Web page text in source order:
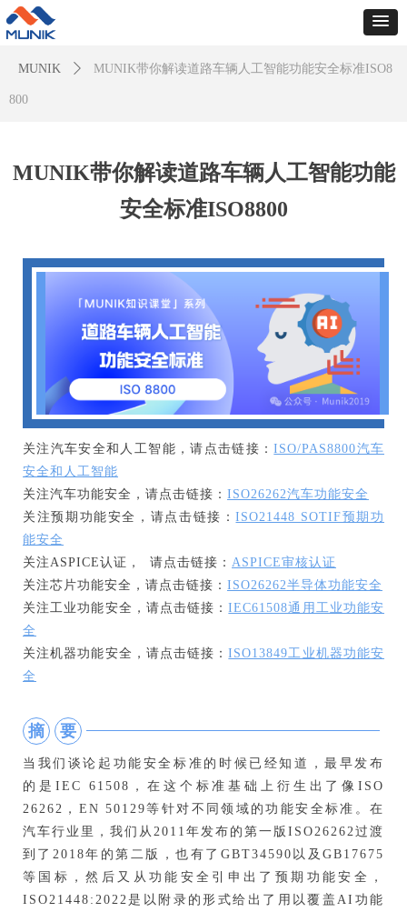
MUNIK ꄲ MUNIK带你解读道路车辆人工智能功能安全标准ISO8
800
MUNIK带你解读道路车辆人工智能功能
安全标准ISO8800
关注汽车安全和人工智能，请点击链接：ISO/PAS8800汽车
安全和人工智能
关注汽车功能安全，请点击链接： ISO26262汽车功能安全
关注预期功能安全，请点击链接：ISO21448 SOTIF预期功
能安全
关注ASPICE认证， 请点击链接： ASPICE审核认证
关注芯片功能安全，请点击链接： ISO26262半导体功能安全
关注工业功能安全，请点击链接：IEC61508通用工业功能安
全
关注机器功能安全，请点击链接：ISO13849工业机器功能安
全
摘 要
当我们谈论起功能安全标准的时候已经知道，最早发布
的是IEC 61508，在这个标准基础上衍生出了像ISO
26262，EN 50129等针对不同领域的功能安全标准。在
汽车行业里，我们从2011年发布的第一版ISO26262过渡
到了2018年的第二版，也有了GBT34590以及GB17675
等国标，然后又从功能安全引申出了预期功能安全，
ISO21448:2022是以附录的形式给出了用以覆盖AI功能